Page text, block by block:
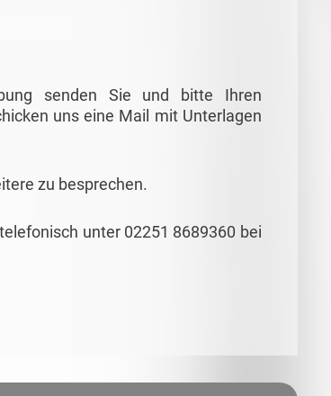
senden Sie und bitte Ihren
uns eine Mail mit Unterlagen
zu besprechen.
unter 02251 8689360 bei